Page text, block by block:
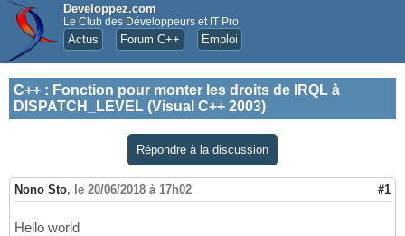
Developpez.com
Le Club des Développeurs et IT Pro
Actus Forum C++ Emploi
C++ : Fonction pour monter les droits de IRQL à
DISPATCH_LEVEL (Visual C++ 2003)
Répondre à la discussion
Nono Sto, le 20/06/2018 à 17h02 #1
Hello world